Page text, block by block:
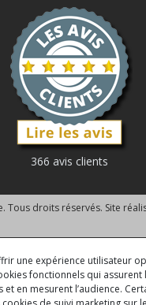
366 avis clients
Tous droits réservés. Site
une expérience utilisateur
fonctionnels qui
et en mesurent l’audience.